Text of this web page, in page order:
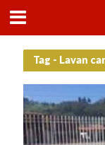
Tag - Lavan